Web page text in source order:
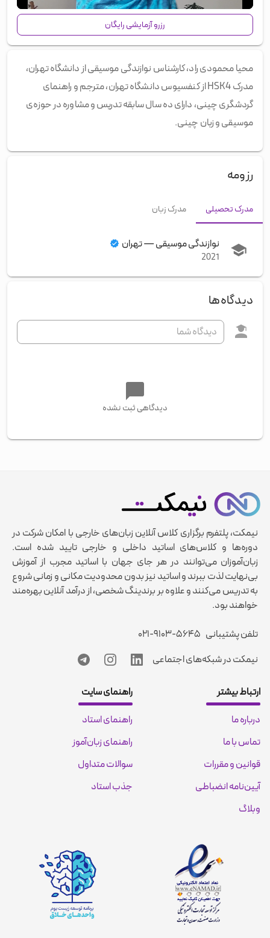
رزرو آزمایشی رایگان
محیا محمودی راد، کارشناس نوازندگی موسیقی از دانشگاه تهران،
مدرک HSK4 از کنفسیوس دانشگاه تهران، مترجم و راهنمای
گردشگری چینی، دارای ده سال سابقه تدریس و مشاوره در حوزه‌ی
موسیقی و زبان چینی.
رزومه
مدرک تحصیلی مدرک زبان
نوازندگی موسیقی—تهران
2021
دیدگاه‌ها
دیدگاهی ثبت نشده
نیمکت، پلتفرم برگزاری کلاس آنلاین زبان‌های خارجی با امکان شرکت در
دوره‌ها و کلاس‌های اساتید داخلی و خارجی تایید شده است.
زبان‌آموزان می‌توانند در هر جای جهان با اساتید مجرب از آموزش
بی‌نهایت لذت ببرند و اساتید نیز بدون محدودیت مکانی و زمانی شروع
به تدریس می‌کنند و علاوه بر برندینگ شخصی، از درآمد آنلاین بهره‌مند
خواهند بود.
تلفن پشتیبانی ۰۲۱-۹۱۰۳-۵۶۴۵
نیمکت در شبکه‌های اجتماعی
ارتباط بیشتر
درباره ما
تماس با ما
قوانین و مقررات
آیین‌نامه انضباطی
وبلاگ
راهنمای سایت
راهنمای استاد
راهنمای زبان‌آموز
سوالات متداول
جذب استاد